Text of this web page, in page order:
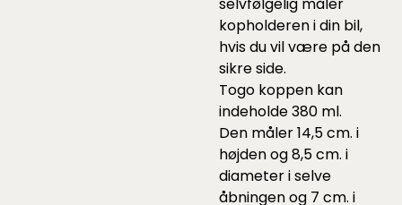
kopholderen i din bil,
hvis du vil være på den
sikre side.
Togo koppen kan
indeholde 380 ml.
Den måler 14,5 cm. i
højden og 8,5 cm. i
diameter i selve
åbningen og 7 cm. i